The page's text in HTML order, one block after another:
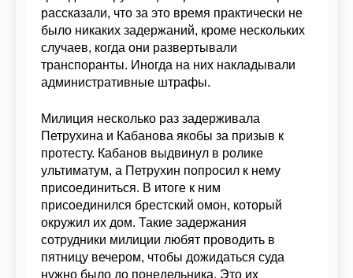
рассказали, что за это время практически не
было никаких задержаний, кроме нескольких
случаев, когда они развертывали
транспоранты. Иногда на них накладывали
административные штрафы.
Милиция несколько раз задерживала
Петрухина и Кабанова якобы за призыв к
протесту. Кабанов выдвинул в ролике
ультиматум, а Петрухин попросил к нему
присоединиться. В итоге к ним
присоединился брестский омон, который
окружил их дом. Такие задержания
сотрудники милиции любят проводить в
пятницу вечером, чтобы дожидаться суда
нужно было до понедельника. Это их